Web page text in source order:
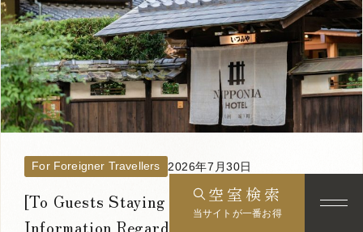
空室検索
当サイトが一番お得
For Foreigner Travellers 2026年7月30日
[To Guests Staying Aug 8 – Aug 15]
Information Regarding Dining and other